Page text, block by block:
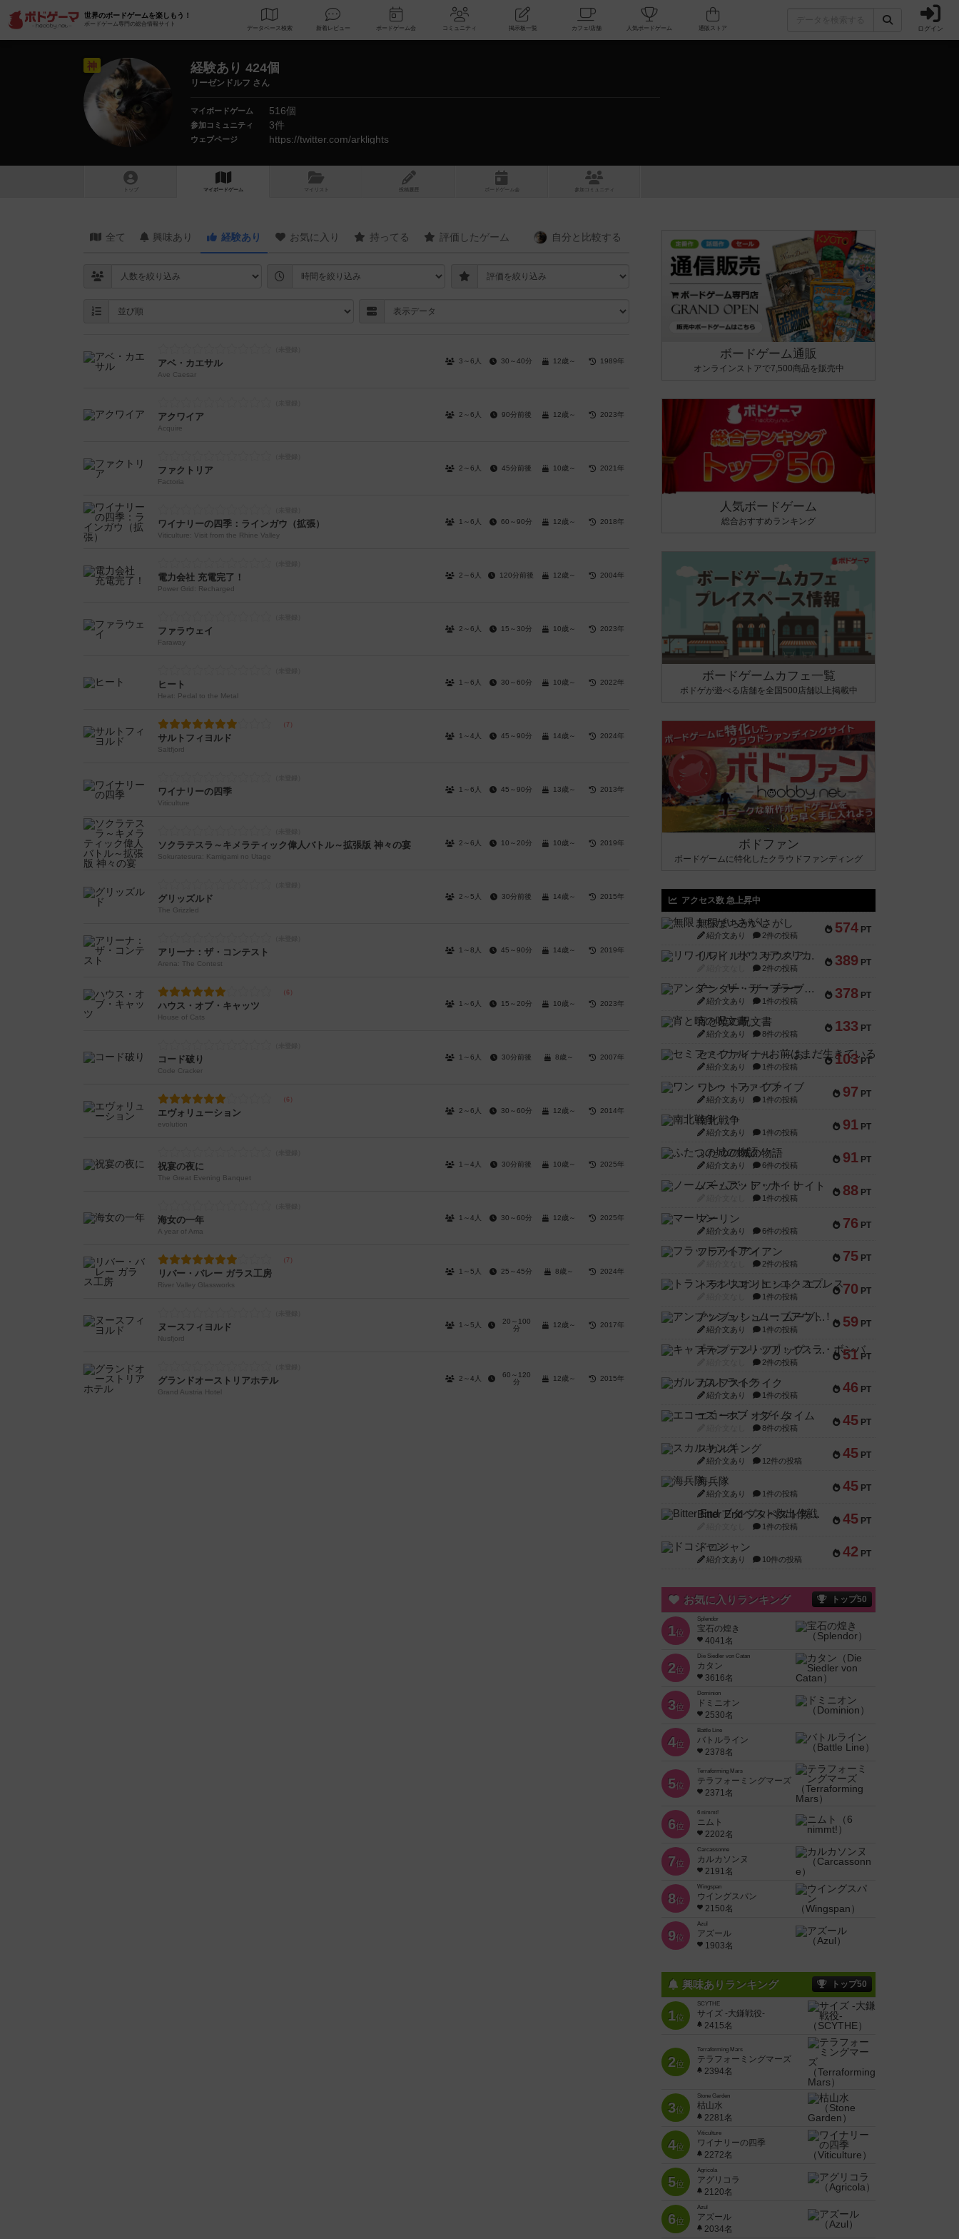
世界のボードゲームを楽しもう！
ボードゲーム専門の総合情報サイト
データベース 検索 新着レビュー ボードゲーム会 コミュニティ 掲示板一覧 カフェ/店舗 人気ボードゲーム ログイン
神 経験あり 424個
リーゼンドルフ さん
マイボードゲーム 516個
参加コミュニティ 3件
ウェブページ https://twitter.com/arklights
トップ マイボードゲーム マイリスト 投稿履歴 ボ ドゲ ーム コミュニティ
全て 興味あり 経験あり お気に入り 持ってる 評価したゲーム 自分と 比較する
アベ・カエサル
Ave Caesar
3～6人 30～40分 12歳～ 1989年
アクワイア
Acquire
2～6人 90分前後 12歳～ 2023年
ファクトリア
Factoria
2～6人 45分前後 10歳～ 2021年
ワイナリーの四季：ラインガウ（拡張）
Viticulture: Visit from the Rhine Valley
1～6人 60～90分 12歳～ 2018年
電力会社 充電完了！
Power Grid: Recharged
2～6人 120分前後 12歳～ 2004年
ファラウェイ
Faraway
2～6人 15～30分 10歳～ 2023年
ヒート
Heat: Pedal to the Metal
1～6人 30～60分 10歳～ 2022年
サルトフィヨルド
Saltfjord
1～4人 45～90分 14歳～ 2024年
ワイナリーの四季
Viticulture
1～6人 45～90分 13歳～ 2013年
ソクラテスラ～キメラティック偉人バトル～拡張版 神々の宴
Sokuratesura: Kamigami no Utage
2～6人 10～20分 10歳～ 2019年
グリッズルド
The Grizzled
2～5人 30分前後 14歳～ 2015年
アリーナ：ザ・コンテスト
Arena: The Contest
1～8人 45～90分 14歳～ 2019年
ハウス・オブ・キャッツ
House of Cats
1～6人 15～20分 10歳～ 2023年
コード破り
Code Cracker
1～6人 30分前後 8歳～ 2007年
エヴォリューション
evolution
2～6人 30～60分 12歳～ 2014年
祝宴の夜に
The Great Evening Banquet
1～4人 30分前後 10歳～ 2025年
海女の一年
A year of Ama
1～4人 30～60分 12歳～ 2025年
リバー・バレー ガラス工房
River Valley Glassworks
1～5人 25～45分 8歳～ 2024年
ヌースフィヨルド
Nusfjord
1～5人
20～100
分
12歳～ 2017年
グランドオーストリアホテル
Grand Austria Hotel
2～4人
60～120
分
12歳～ 2015年
ボードゲーム通販
オンラインストアで7,500商品を販売中
人気ボードゲーム
総合おすすめランキング
ボードゲームカフェ一覧
ボドゲが遊べる店舗を全国500店舗以上掲載中
ボドファン
ボードゲームに特化したクラウドファンディング
アクセス数 急上昇中
574 PT
無限まちがいさがし
紹介文あり 2件の投稿
389 PT
リワイルド：サウスアメリカ
2件の投稿
378 PT
アンダー・ザ・テーブラー
紹介文あり 1件の投稿
133 PT
宵と暁の呪文書
紹介文あり 8件の投稿
103 PT
セミファイナル ～お前はまだ生きている～
紹介文あり 1件の投稿
97 PT
ワン・トゥ・ファイブ
紹介文あり 1件の投稿
91 PT
南北戦争
紹介文あり 1件の投稿
91 PT
ふたつの城の物語
紹介文あり 6件の投稿
88 PT
ノームズ・アット・ナイト
1件の投稿
76 PT
マーリン
紹介文あり 6件の投稿
75 PT
フラットアイアン
2件の投稿
70 PT
トランスオリエント・エクスプレス
1件の投稿
59 PT
アンブッシュ！：ムーブアウト！
紹介文あり 1件の投稿
51 PT
キャプテン・フリップ：イスラ・ボンバ
2件の投稿
46 PT
ガルフストライク
紹介文あり 1件の投稿
45 PT
エコーズ・オブ・タイム
8件の投稿
45 PT
スカルキング
紹介文あり 12件の投稿
45 PT
海兵隊
紹介文あり 1件の投稿
45 PT
Bitter End ブタペスト救出作戦
1件の投稿
42 PT
ドコジャン
紹介文あり 10件の投稿
お気に入りランキング トップ50
1位
Splendor
宝石の煌き
4041名
2位
Die Siedler von Catan
カタン
3616名
3位
Dominion
ドミニオン
2530名
4位
Battle Line
バトルライン
2378名
5位
Terraforming Mars
テラフォーミングマーズ
2371名
6位
6 nimmt!
ニムト
2202名
7位
Carcassonne
カルカソンヌ
2191名
8位
Wingspan
ウイングスパン
2150名
9位
Azul
アズール
1903名
興味ありランキング トップ50
1位
SCYTHE
サイズ -大鎌戦役-
2415名
2位
Terraforming Mars
テラフォーミングマーズ
2394名
3位
Stone Garden
枯山水
2281名
4位
Viticulture
ワイナリーの四季
2272名
5位
Agricola
アグリコラ
2120名
6位
Azul
アズール
2034名